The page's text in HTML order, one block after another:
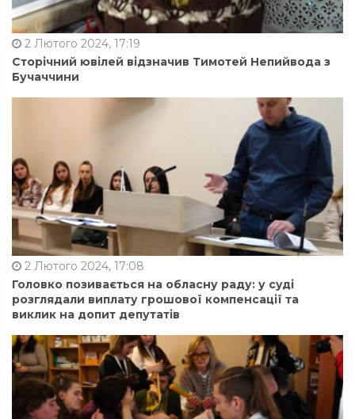
2 Лютого 2024, 17:19
Сторічний ювілей відзначив Тимотей Непийвода з
Бучаччини
2 Лютого 2024, 17:08
Головко позивається на обласну раду: у суді
розглядали виплату грошової компенсації та
виклик на допит депутатів